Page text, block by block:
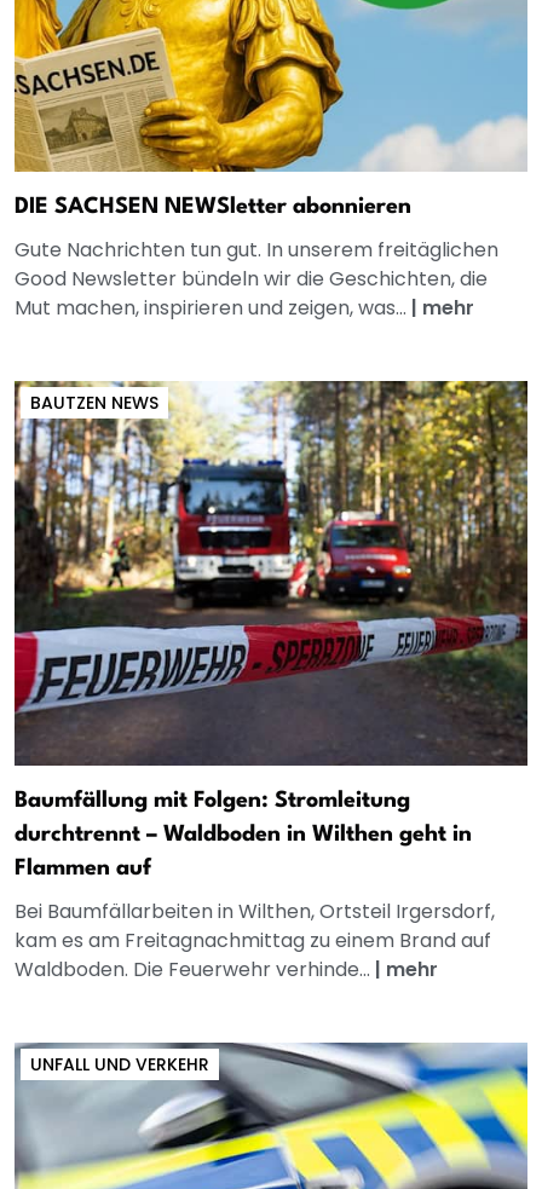
DIE SACHSEN NEWSletter abonnieren
Gute Nachrichten tun gut. In unserem freitäglichen
Good Newsletter bündeln wir die Geschichten, die
Mut machen, inspirieren und zeigen, was... | mehr
BAUTZEN NEWS
Baumfällung mit Folgen: Stromleitung
durchtrennt – Waldboden in Wilthen geht in
Flammen auf
Bei Baumfällarbeiten in Wilthen, Ortsteil Irgersdorf,
kam es am Freitagnachmittag zu einem Brand auf
Waldboden. Die Feuerwehr verhinde... | mehr
UNFALL UND VERKEHR